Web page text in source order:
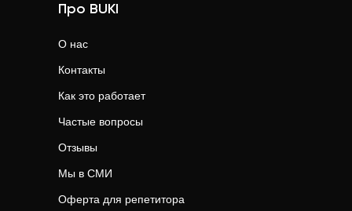
Про BUKI
О нас
Контакты
Как это работает
Частые вопросы
Отзывы
Мы в СМИ
Оферта для репетитора